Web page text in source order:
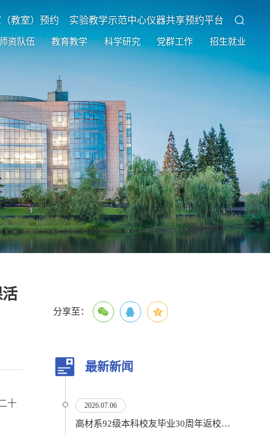
教室）预约 实验教学示范中心仪器共享预约平台
资队伍 教育教学 科学研究 党群工作 招生就业
十
分享至：
最新新闻
2026.07.06
高材系92级本科校友毕业30周年返校活动顺利举行